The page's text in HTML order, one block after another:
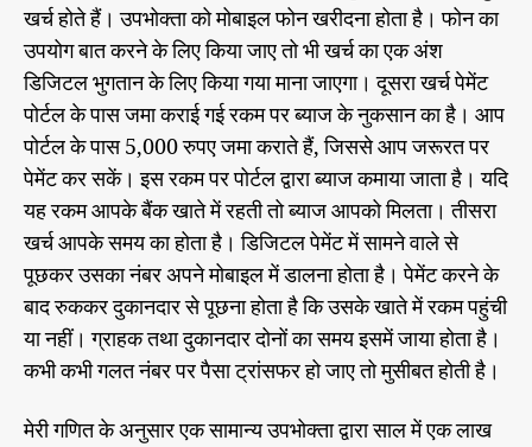
खर्च होते हैं। उपभोक्ता को मोबाइल फोन खरीदना होता है। फोन का
उपयोग बात करने के लिए किया जाए तो भी खर्च का एक अंश
डिजिटल भुगतान के लिए किया गया माना जाएगा। दूसरा खर्च पेमेंट
पोर्टल के पास जमा कराई गई रकम पर ब्याज के नुकसान का है। आप
पोर्टल के पास 5,000 रुपए जमा कराते हैं, जिससे आप जरूरत पर
पेमेंट कर सकें। इस रकम पर पोर्टल द्वारा ब्याज कमाया जाता है। यदि
यह रकम आपके बैंक खाते में रहती तो ब्याज आपको मिलता। तीसरा
खर्च आपके समय का होता है। डिजिटल पेमेंट में सामने वाले से
पूछकर उसका नंबर अपने मोबाइल में डालना होता है। पेमेंट करने के
बाद रुककर दुकानदार से पूछना होता है कि उसके खाते में रकम पहुंची
या नहीं। ग्राहक तथा दुकानदार दोनों का समय इसमें जाया होता है।
कभी कभी गलत नंबर पर पैसा ट्रांसफर हो जाए तो मुसीबत होती है।
मेरी गणित के अनुसार एक सामान्य उपभोक्ता द्वारा साल में एक लाख